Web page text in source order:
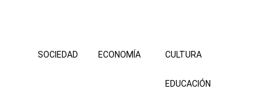
SOCIEDAD ECONOMÍA CULTURA
EDUCACIÓN